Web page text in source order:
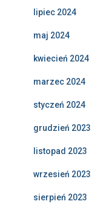
lipiec 2024
maj 2024
kwiecień 2024
marzec 2024
styczeń 2024
grudzień 2023
listopad 2023
wrzesień 2023
sierpień 2023